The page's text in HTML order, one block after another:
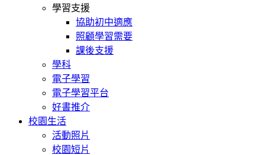
學習支援
協助初中適應
照顧學習需要
課後支援
學科
電子學習
電子學習平台
好書推介
校園生活
活動照片
校園短片